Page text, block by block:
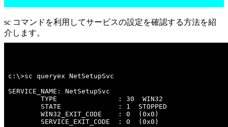
sc コマンドを利用してサービスの設定を確認する方法を紹
介します。
c:\>sc queryex NetSetupSvc
SERVICE_NAME: NetSetupSvc
        TYPE               : 30  WIN32
        STATE              : 1  STOPPED
        WIN32_EXIT_CODE    : 0  (0x0)
        SERVICE_EXIT_CODE  : 0  (0x0)